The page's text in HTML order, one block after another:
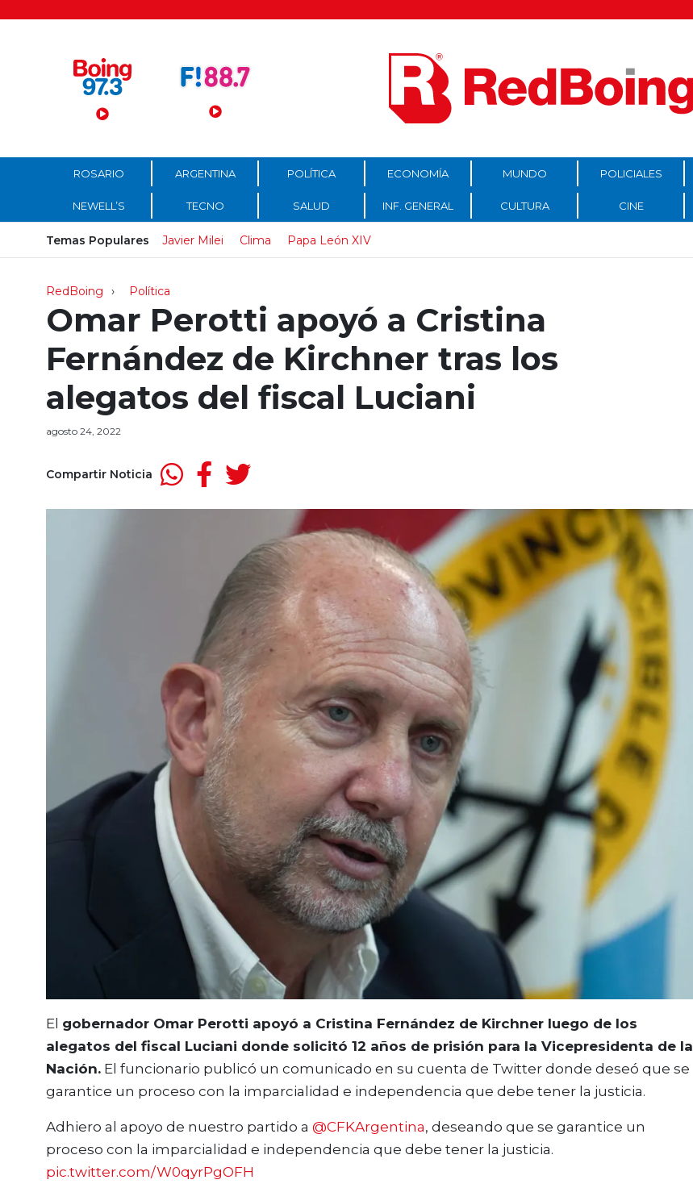
Menú Principal
ROSARIO ARGENTINA POLÍTICA ECONOMÍA MUNDO POLICIALES
NEWELL’S TECNO SALUD INF. GENERAL CULTURA CINE
Temas Populares Javier Milei Clima Papa León XIV
RedBoing Política
Omar Perotti apoyó a Cristina
Fernández de Kirchner tras los
alegatos del fiscal Luciani
agosto 24, 2022
Compartir Noticia
El gobernador Omar Perotti apoyó a Cristina Fernández de Kirchner luego de los
alegatos del fiscal Luciani donde solicitó 12 años de prisión para la Vicepresidenta de la
Nación. El funcionario publicó un comunicado en su cuenta de Twitter donde deseó que se
garantice un proceso con la imparcialidad e independencia que debe tener la justicia.
Adhiero al apoyo de nuestro partido a @CFKArgentina, deseando que se garantice un
proceso con la imparcialidad e independencia que debe tener la justicia.
pic.twitter.com/W0qyrPgOFH